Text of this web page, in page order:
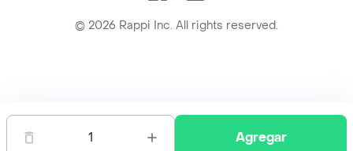
1 Agregar
© 2026 Rappi Inc. All rights reserved.